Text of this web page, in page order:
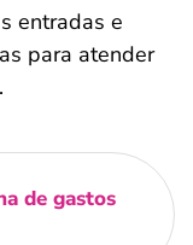
entradas e
para atender
de gastos